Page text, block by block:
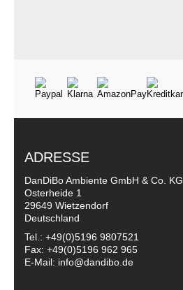
ADRESSE
DanDiBo Ambiente GmbH & Co. KG
Osterheide 1
29649 Wietzendorf
Deutschland
Tel.: +49(0)5196 9807521
Fax: +49(0)5196 962 965
E-Mail: info@dandibo.de